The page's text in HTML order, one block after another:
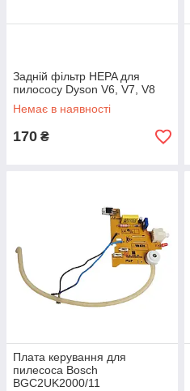
Задній фільтр HEPA для
пилососу Dyson V6, V7, V8
Немає в наявності
170 ₴
Плата керування для
пилесоса Bosch
BGС2UK2000/11